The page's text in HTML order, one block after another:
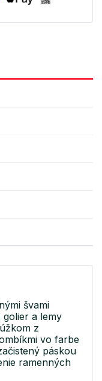
švami
a lemy
z
vo farbe
páskou
ramenných